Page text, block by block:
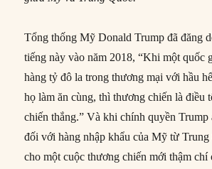
Tổng thống Mỹ Donald Trump đã đăng
tiếng này vào năm 2018, “Khi một quốc
hàng tỷ đô la trong thương mại với hầu
họ làm ăn cùng, thì thương chiến là điều
chiến thắng.” Và khi chính quyền Trump
đối với hàng nhập khẩu của Mỹ từ
cho một cuộc thương chiến mới thậm chí